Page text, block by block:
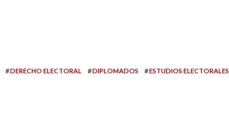
#DERECHO ELECTORAL #DIPLOMADOS #ESTUDIOS ELECTORALES